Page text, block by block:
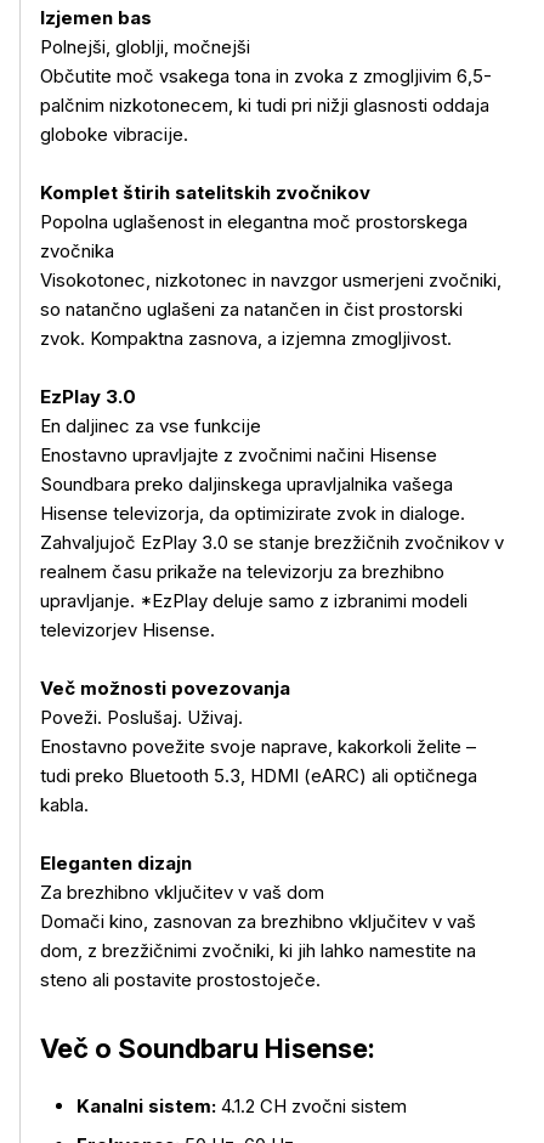
Več o izdelku
Izjemen bas
Polnejši, globlji, močnejši
Občutite moč vsakega tona in zvoka z zmogljivim 6,5-
palčnim nizkotonecem, ki tudi pri nižji glasnosti oddaja
globoke vibracije.
Komplet štirih satelitskih zvočnikov
Popolna uglašenost in elegantna moč prostorskega
zvočnika
Visokotonec, nizkotonec in navzgor usmerjeni zvočniki,
so natančno uglašeni za natančen in čist prostorski
zvok. Kompaktna zasnova, a izjemna zmogljivost.
EzPlay 3.0
En daljinec za vse funkcije
Enostavno upravljajte z zvočnimi načini Hisense
Soundbara preko daljinskega upravljalnika vašega
Hisense televizorja, da optimizirate zvok in dialoge.
Zahvaljujoč EzPlay 3.0 se stanje brezžičnih zvočnikov v
realnem času prikaže na televizorju za brezhibno
upravljanje. *EzPlay deluje samo z izbranimi modeli
televizorjev Hisense.
Več možnosti povezovanja
Poveži. Poslušaj. Uživaj.
Enostavno povežite svoje naprave, kakorkoli želite –
tudi preko Bluetooth 5.3, HDMI (eARC) ali optičnega
kabla.
Eleganten dizajn
Za brezhibno vključitev v vaš dom
Domači kino, zasnovan za brezhibno vključitev v vaš
dom, z brezžičnimi zvočniki, ki jih lahko namestite na
steno ali postavite prostostoječe.
Več o Soundbaru Hisense:
Kanalni sistem: 4.1.2 CH zvočni sistem